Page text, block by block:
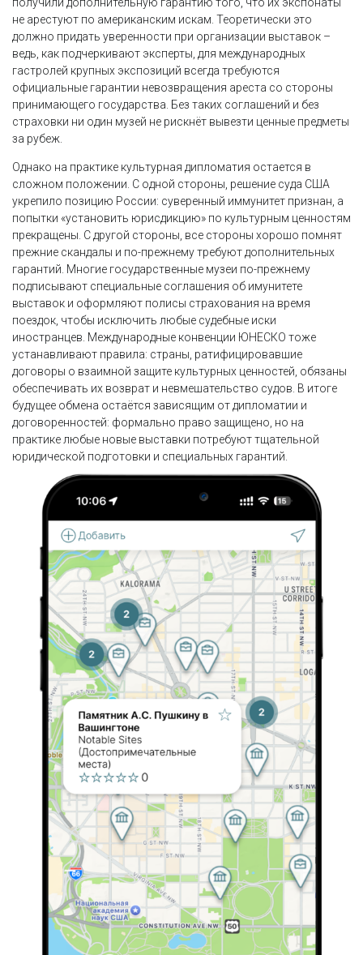
не арестуют по американским искам. Теоретически это
должно придать уверенности при организации выставок –
ведь, как подчеркивают эксперты, для международных
гастролей крупных экспозиций всегда требуются
официальные гарантии невозвращения ареста со стороны
принимающего государства. Без таких соглашений и без
страховки ни один музей не рискнёт вывезти ценные предметы
за рубеж.
Однако на практике культурная дипломатия остается в
сложном положении. С одной стороны, решение суда США
укрепило позицию России: суверенный иммунитет признан, а
попытки «установить юрисдикцию» по культурным ценностям
прекращены. С другой стороны, все стороны хорошо помнят
прежние скандалы и по-прежнему требуют дополнительных
гарантий. Многие государственные музеи по-прежнему
подписывают специальные соглашения об имунитете
выставок и оформляют полисы страхования на время
поездок, чтобы исключить любые судебные иски
иностранцев. Международные конвенции ЮНЕСКО тоже
устанавливают правила: страны, ратифицировавшие
договоры о взаимной защите культурных ценностей, обязаны
обеспечивать их возврат и невмешательство судов. В итоге
будущее обмена остаётся зависящим от дипломатии и
договоренностей: формально право защищено, но на
практике любые новые выставки потребуют тщательной
юридической подготовки и специальных гарантий.